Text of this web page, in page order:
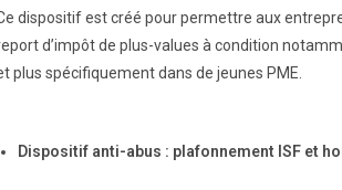
dispositif est créé pour permettre aux
d’impôt de plus-values à condition
plus spécifiquement dans de jeunes PME.
Dispositif anti-abus : plafonnement ISF et